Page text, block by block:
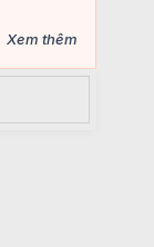
Xem thêm